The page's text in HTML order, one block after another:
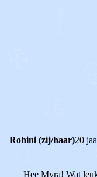
Rohini (zij/haar)20
Hee Myra! Wat